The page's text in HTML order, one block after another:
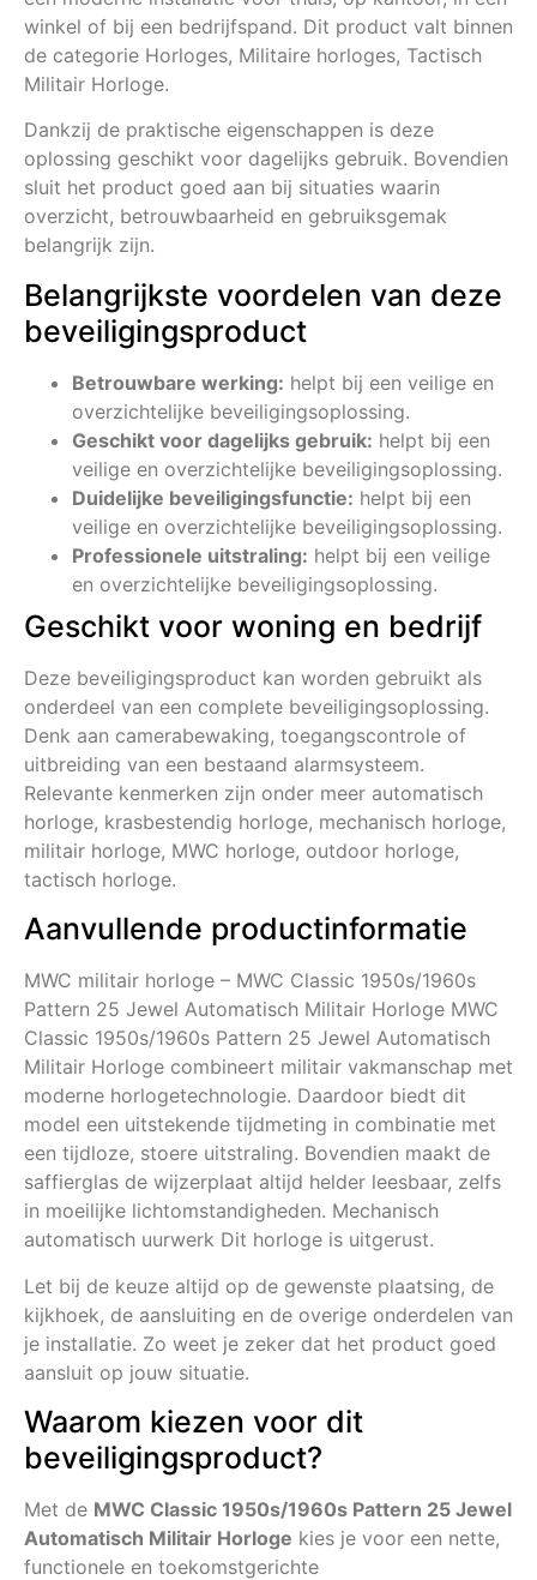
winkel of bij een bedrijfspand. Dit product valt binnen
de categorie Horloges, Militaire horloges, Tactisch
Militair Horloge.
Dankzij de praktische eigenschappen is deze
oplossing geschikt voor dagelijks gebruik. Bovendien
sluit het product goed aan bij situaties waarin
overzicht, betrouwbaarheid en gebruiksgemak
belangrijk zijn.
Belangrijkste voordelen van deze
beveiligingsproduct
Betrouwbare werking: helpt bij een veilige en
overzichtelijke beveiligingsoplossing.
Geschikt voor dagelijks gebruik: helpt bij een
veilige en overzichtelijke beveiligingsoplossing.
Duidelijke beveiligingsfunctie: helpt bij een
veilige en overzichtelijke beveiligingsoplossing.
Professionele uitstraling: helpt bij een veilige
en overzichtelijke beveiligingsoplossing.
Geschikt voor woning en bedrijf
Deze beveiligingsproduct kan worden gebruikt als
onderdeel van een complete beveiligingsoplossing.
Denk aan camerabewaking, toegangscontrole of
uitbreiding van een bestaand alarmsysteem.
Relevante kenmerken zijn onder meer automatisch
horloge, krasbestendig horloge, mechanisch horloge,
militair horloge, MWC horloge, outdoor horloge,
tactisch horloge.
Aanvullende productinformatie
MWC militair horloge – MWC Classic 1950s/1960s
Pattern 25 Jewel Automatisch Militair Horloge MWC
Classic 1950s/1960s Pattern 25 Jewel Automatisch
Militair Horloge combineert militair vakmanschap met
moderne horlogetechnologie. Daardoor biedt dit
model een uitstekende tijdmeting in combinatie met
een tijdloze, stoere uitstraling. Bovendien maakt de
saffierglas de wijzerplaat altijd helder leesbaar, zelfs
in moeilijke lichtomstandigheden. Mechanisch
automatisch uurwerk Dit horloge is uitgerust.
Let bij de keuze altijd op de gewenste plaatsing, de
kijkhoek, de aansluiting en de overige onderdelen van
je installatie. Zo weet je zeker dat het product goed
aansluit op jouw situatie.
Waarom kiezen voor dit
beveiligingsproduct?
Met de MWC Classic 1950s/1960s Pattern 25 Jewel
Automatisch Militair Horloge kies je voor een nette,
functionele en toekomstgerichte